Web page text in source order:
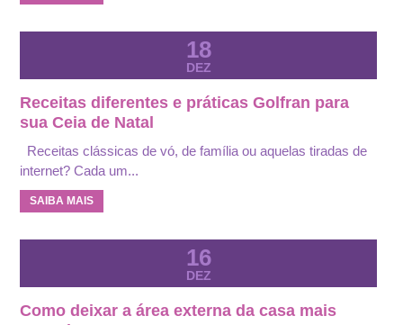
18
DEZ
Receitas diferentes e práticas Golfran para
sua Ceia de Natal
Receitas clássicas de vó, de família ou aquelas tiradas de
internet? Cada um...
SAIBA MAIS
16
DEZ
Como deixar a área externa da casa mais